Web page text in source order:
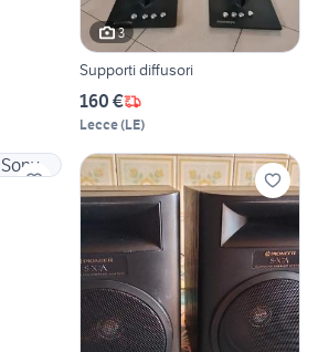
3
Supporti diffusori
160 €
Lecce(LE)